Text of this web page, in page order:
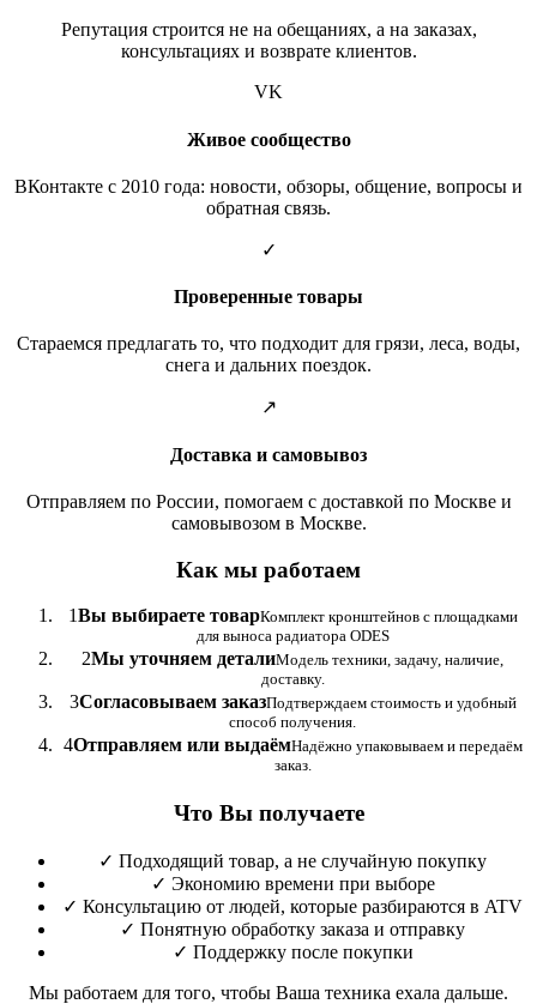
Репутация строится не на обещаниях, а на заказах,
консультациях и возврате клиентов.
VK
Живое сообщество
ВКонтакте с 2010 года: новости, обзоры, общение, вопросы и
обратная связь.
✓
Проверенные товары
Стараемся предлагать то, что подходит для грязи, леса, воды,
снега и дальних поездок.
↗
Доставка и самовывоз
Отправляем по России, помогаем с доставкой по Москве и
самовывозом в Москве.
Как мы работаем
1Вы выбираете товарКомплект кронштейнов с площадками
для выноса радиатора ODES
2Мы уточняем деталиМодель техники, задачу, наличие,
доставку.
3Согласовываем заказПодтверждаем стоимость и удобный
способ получения.
4Отправляем или выдаёмНадёжно упаковываем и передаём
заказ.
Что Вы получаете
✓ Подходящий товар, а не случайную покупку
✓ Экономию времени при выборе
✓ Консультацию от людей, которые разбираются в ATV
✓ Понятную обработку заказа и отправку
✓ Поддержку после покупки
Мы работаем для того, чтобы Ваша техника ехала дальше.